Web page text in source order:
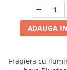
ADAUGA
Frapiera cu